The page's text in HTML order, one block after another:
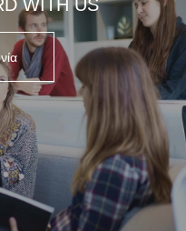
WITH US